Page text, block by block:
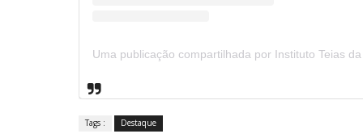
Tags : Destaque